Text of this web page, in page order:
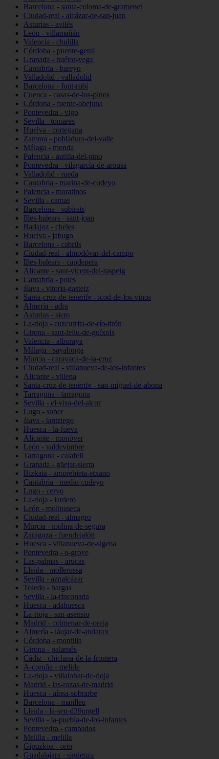
Barcelona - santa-coloma-de-gramenet
Ciudad-real - alcázar-de-san-juan
Asturias - avilés
León - villamañán
Valencia - chulilla
Córdoba - puente-genil
Granada - huétor-vega
Cantabria - bareyo
Valladolid - valladolid
Barcelona - font-rubí
Cuenca - casas-de-los-pinos
Córdoba - fuente-obejuna
Pontevedra - vigo
Sevilla - tomares
Huelva - cortegana
Zamora - pobladura-del-valle
Málaga - monda
Palencia - autilla-del-pino
Pontevedra - vilagarcía-de-arousa
Valladolid - rueda
Cantabria - marina-de-cudeyo
Palencia - moratinos
Sevilla - camas
Barcelona - subirats
Illes-balears - sant-joan
Badajoz - cheles
Huelva - jabugo
Barcelona - cabrils
Ciudad-real - almodóvar-del-campo
Illes-balears - capdepera
Alicante - sant-vicent-del-raspeig
Cantabria - potes
álava - vitoria-gasteiz
Santa-cruz-de-tenerife - icod-de-los-vinos
Almería - adra
Asturias - siero
La-rioja - cuzcurrita-de-río-tirón
Girona - sant-feliu-de-guíxols
Valencia - alboraya
Málaga - sayalonga
Murcia - caravaca-de-la-cruz
Ciudad-real - villanueva-de-los-infantes
Alicante - villena
Santa-cruz-de-tenerife - san-miguel-de-abona
Tarragona - tarragona
Sevilla - el-viso-del-alcor
Lugo - sober
álava - lantziego
Huesca - la-fueva
Alicante - monòver
León - valdevimbre
Tarragona - calafell
Granada - güejar-sierra
Bizkaia - amorebieta-etxano
Cantabria - medio-cudeyo
Lugo - cervo
La-rioja - lardero
León - molinaseca
Ciudad-real - almagro
Murcia - molina-de-segura
Zaragoza - fuendejalón
Huesca - villanueva-de-sigena
Pontevedra - o-grove
Las-palmas - arucas
Lleida - mollerussa
Sevilla - aznalcázar
Toledo - bargas
Sevilla - la-rinconada
Huesca - adahuesca
La-rioja - san-asensio
Madrid - colmenar-de-oreja
Almería - láujar-de-andarax
Córdoba - montilla
Girona - palamós
Cádiz - chiclana-de-la-frontera
A-coruña - melide
La-rioja - villalobar-de-rioja
Madrid - las-rozas-de-madrid
Huesca - aínsa-sobrarbe
Barcelona - manlleu
Lleida - la-seu-d39urgell
Sevilla - la-puebla-de-los-infantes
Pontevedra - cambados
Melilla - melilla
Gipuzkoa - orio
Guadalajara - sigüenza